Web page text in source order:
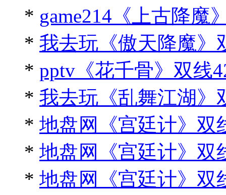
* game214《上古降魔
* 我去玩《傲天降魔》
* pptv《花千骨》双线
* 我去玩《乱舞江湖》
* 地盘网《宫廷计》双
* 地盘网《宫廷计》双
* 地盘网《宫廷计》双